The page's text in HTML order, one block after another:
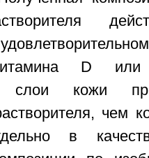
витамина D
слои кожи
чем
в